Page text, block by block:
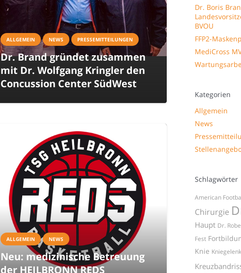
ALLGEMEIN NEWS PRESSEMITTEILUNGEN
Dr. Brand gründet zusammen
mit Dr. Wolfgang Kringler den
Concussion Center SüdWest
ALLGEMEIN NEWS
Neu: medizinische Betreuung
der HEILBRONN REDS
Dr. Boris
BVOU
FFP2-
MediCross
Kategorien
Allgemein
News
Schlagwörter
American
Chirurgie
Haupt Dr.
Fest
Knie Kniegelenk